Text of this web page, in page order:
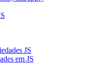
JS
em JS